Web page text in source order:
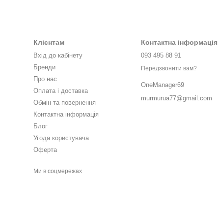
Клієнтам
Вхід до кабінету
Бренди
Про нас
Оплата і доставка
Обмін та повернення
Контактна інформація
Блог
Угода користувача
Оферта
Ми в соцмережах
Контактна інформація
093 495 88 91
Передзвонити вам?
OneManager69
murmurua77@gmail.com